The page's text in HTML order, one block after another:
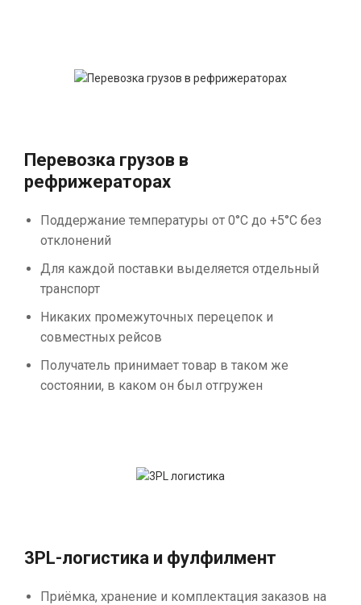
Перевозка грузов в
рефрижераторах
Поддержание температуры от 0°С до +5°С без
отклонений
Для каждой поставки выделяется отдельный
транспорт
Никаких промежуточных перецепок и
совместных рейсов
Получатель принимает товар в таком же
состоянии, в каком он был отгружен
3PL-логистика и фулфилмент
Приёмка, хранение и комплектация заказов на